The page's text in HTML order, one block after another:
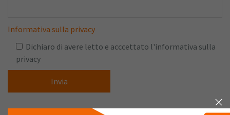
Informativa sulla privacy
Dichiaro di avere letto e acccettato l'informativa sulla
privacy